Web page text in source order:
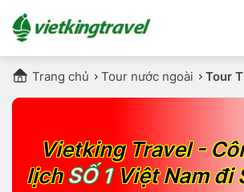
Trang chủ Tour nước ngoài Tour
Vietking Travel -
lịchSỐ 1Việt Nam đi